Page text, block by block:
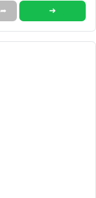
➦ ➜